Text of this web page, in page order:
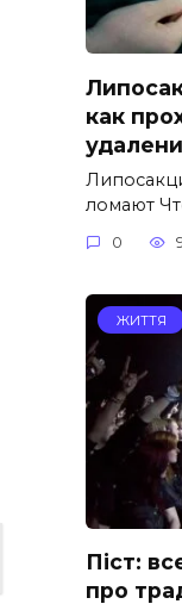
как
ломают
0
ЖИТТЯ
Піст:
про